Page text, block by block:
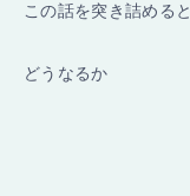
この話を突き詰めると
どうなるか